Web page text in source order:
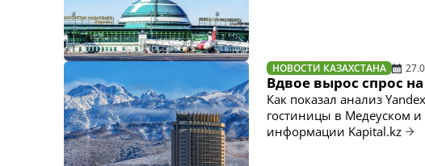
НОВОСТИ КАЗАХСТАНА
Вдвое вырос спрос
Как показал анализ
гостиницы в Медеуском
информации Kapital.kz